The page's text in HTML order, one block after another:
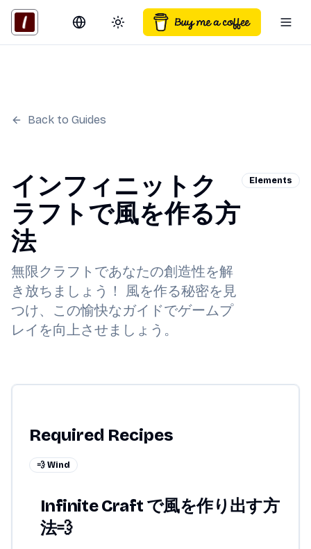
Switch language
Toggle theme
Back to Guides
インフィニットク
ラフトで風を作る方
法
無限クラフトであなたの創造性を解
き放ちましょう！ 風を作る秘密を見
つけ、この愉快なガイドでゲームプ
レイを向上させましょう。
Elements
Required Recipes
💨 Wind
Infinite Craft で風を作り出す方
法💨